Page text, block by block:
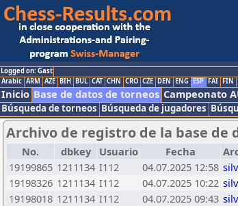
Logged on: Gast
Arabic ARM AZE BIH BUL CAT CHN CRO CZE DEN ENG ESP FAI FIN
Inicio Base de datos de torneos Campeonato
Búsqueda de torneos Búsqueda de jugadores
Archivo de registro de la base de
No. dbkey Usuario Fecha
19199865 1211134 I112 04.07.2025 12:58
19198326 1211134 I112 04.07.2025 10:22
19198018 1211134 I112 04.07.2025 09:43